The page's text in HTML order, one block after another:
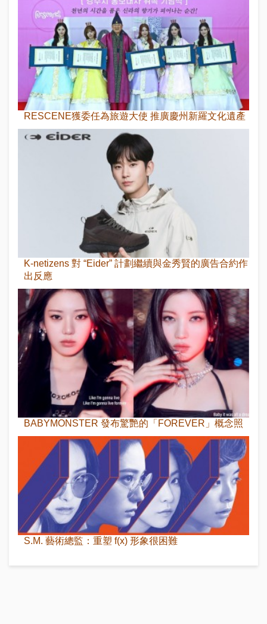
RESCENE獲委任為旅遊大使 推廣慶州新羅文化遺產
K-netizens 對 “Eider” 計劃繼續與金秀賢的廣告合約作
出反應
BABYMONSTER 發布驚艷的「FOREVER」概念照
S.M. 藝術總監：重塑 f(x) 形象很困難